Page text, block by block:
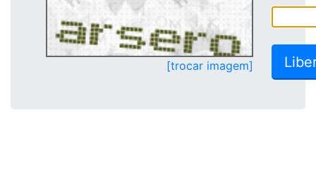
[trocar imagem]